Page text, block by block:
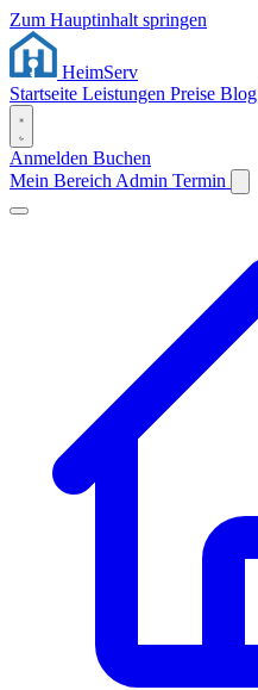
Zum Hauptinhalt springen
HeimServ
Startseite Leistungen Preise Blog
Anmelden Buchen
Mein Bereich Admin Termin